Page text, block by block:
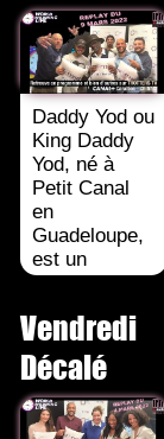
Daddy Yod ou
King Daddy
Yod, né à
Petit Canal
en
Guadeloupe,
est un
chanteur
est un des
précurseurs
du
raggamuffin
en France.
Vendredi
Décalé